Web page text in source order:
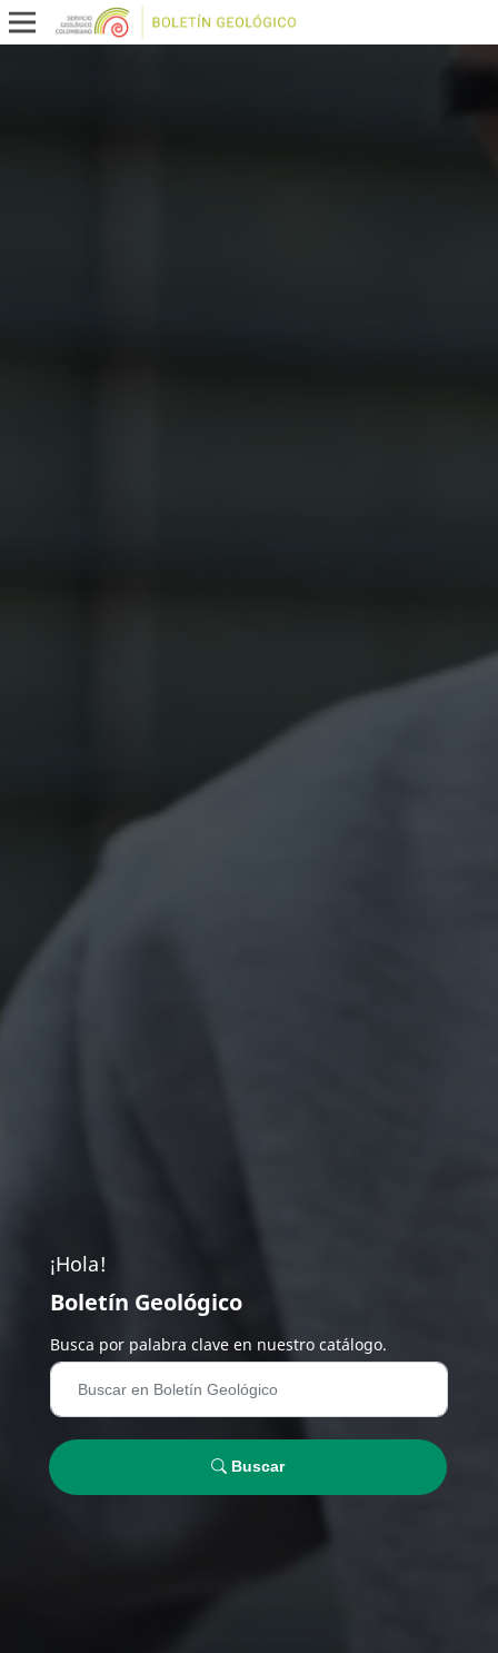
¡Hola!
Boletín Geológico
Busca por palabra clave en nuestro catálogo.
Buscar